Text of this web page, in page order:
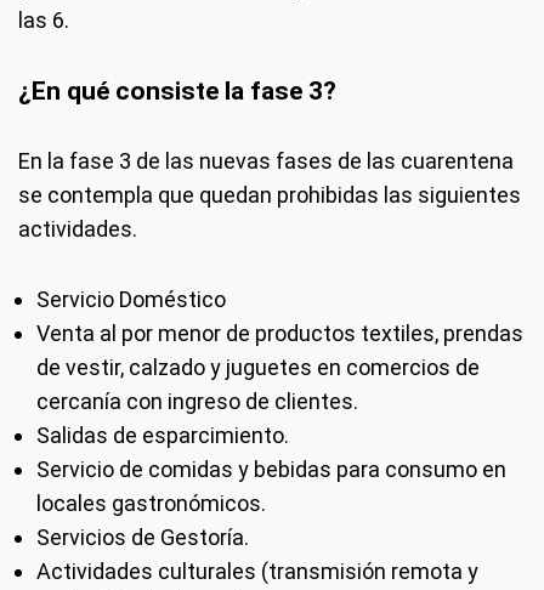
las 6.
¿En qué consiste la fase 3?
En la fase 3 de las nuevas fases de las cuarentena
se contempla que quedan prohibidas las siguientes
actividades.
Servicio Doméstico
Venta al por menor de productos textiles, prendas
de vestir, calzado y juguetes en comercios de
cercanía con ingreso de clientes.
Salidas de esparcimiento.
Servicio de comidas y bebidas para consumo en
locales gastronómicos.
Servicios de Gestoría.
Actividades culturales (transmisión remota y